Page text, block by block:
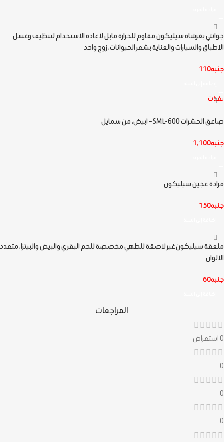
جوانتي بفرشاة سيليكون مقاوم للحرارة قابل لاعادة الاستخدام لتنظيف وغسل
الاطباق والسيارات والعناية بشعر الحيوانات، زوج واحد
جنيه110
نفذت
صاعق الحشرات SML-600 – ابيض، من سمايل
جنيه1,100
فرادة عجين سيليكون
جنيه150
ملعقة سيليكون غير لاصقة للطهي مخصصة للحم البقري والبيض والبيتزا، متعدد
الالوان
جنيه60
المراجعات
0 استعراض
0
0
0